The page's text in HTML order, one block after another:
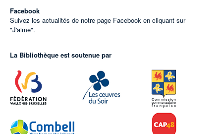
Facebook
Suivez les actualités de notre page Facebook en cliquant sur
"J'aime".
La Bibliothèque est soutenue par